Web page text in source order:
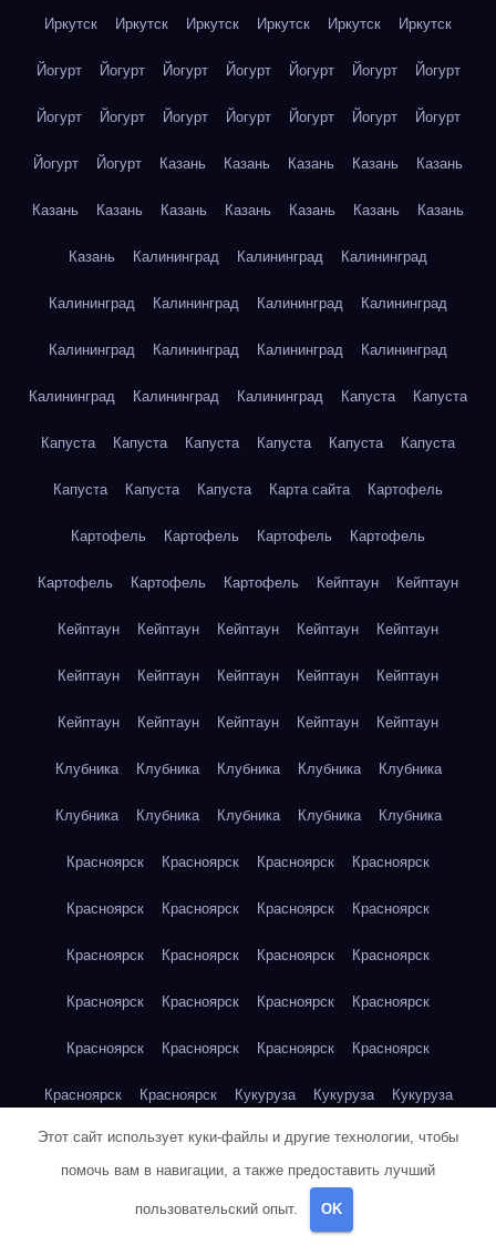
Иркутск Иркутск Иркутск Иркутск Иркутск Иркутск
Йогурт Йогурт Йогурт Йогурт Йогурт Йогурт Йогурт
Йогурт Йогурт Йогурт Йогурт Йогурт Йогурт Йогурт
Йогурт Йогурт Казань Казань Казань Казань Казань
Казань Казань Казань Казань Казань Казань Казань
Казань Калининград Калининград Калининград
Калининград Калининград Калининград Калининград
Калининград Калининград Калининград Калининград
Калининград Калининград Калининград Капуста Капуста
Капуста Капуста Капуста Капуста Капуста Капуста
Капуста Капуста Капуста Карта сайта Картофель
Картофель Картофель Картофель Картофель
Картофель Картофель Картофель Кейптаун Кейптаун
Кейптаун Кейптаун Кейптаун Кейптаун Кейптаун
Кейптаун Кейптаун Кейптаун Кейптаун Кейптаун
Кейптаун Кейптаун Кейптаун Кейптаун Кейптаун
Клубника Клубника Клубника Клубника Клубника
Клубника Клубника Клубника Клубника Клубника
Красноярск Красноярск Красноярск Красноярск
Красноярск Красноярск Красноярск Красноярск
Красноярск Красноярск Красноярск Красноярск
Красноярск Красноярск Красноярск Красноярск
Красноярск Красноярск Красноярск Красноярск
Красноярск Красноярск Кукуруза Кукуруза Кукуруза
Кукуруза Кукуруза Кукуруза Кукуруза Кукуруза
Кукуруза
Куриная грудка
Этот сайт использует куки-файлы и другие технологии, чтобы
помочь вам в навигации, а также предоставить лучший
пользовательский опыт. OK